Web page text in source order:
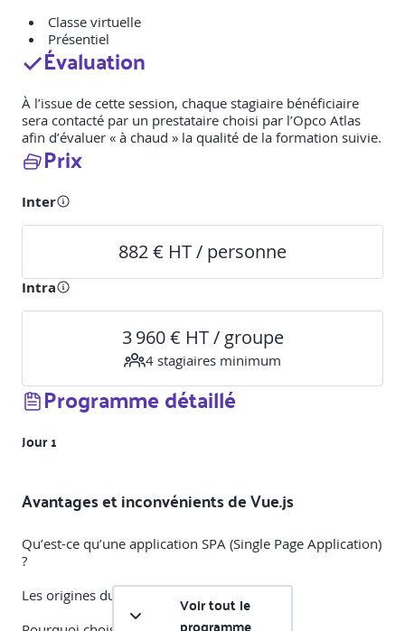
Classe virtuelle
Présentiel
Évaluation
À l’issue de cette session, chaque stagiaire bénéficiaire
sera contacté par un prestataire choisi par l’Opco Atlas
afin d’évaluer « à chaud » la qualité de la formation suivie.
Prix
Inter
882 € HT / personne
Intra
3 960 € HT / groupe
4 stagiaires minimum
Programme détaillé
Jour 1
Avantages et inconvénients de Vue.js
Qu’est-ce qu’une application SPA (Single Page Application)
?
Les origines du framework Vue.js
Voir tout le